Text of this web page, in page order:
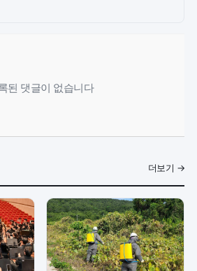
된 댓글이 없습니다
더보기 →